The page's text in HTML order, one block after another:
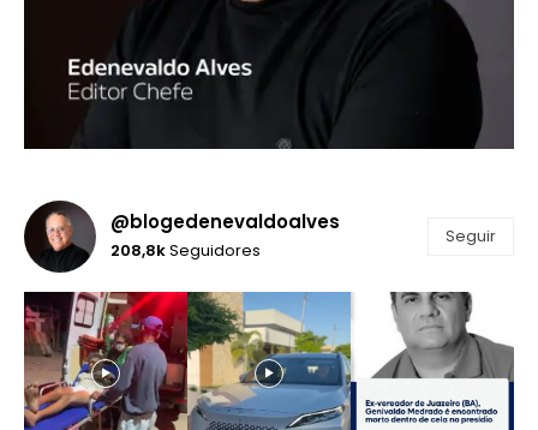
@blogedenevaldoalves
208,8kSeguidores
Seguir